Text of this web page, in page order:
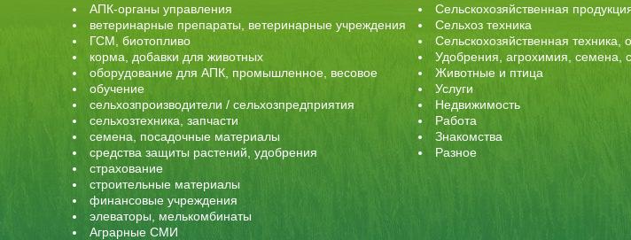
АПК-органы управления
ветеринарные препараты, ветеринарные учреждения
ГСМ, биотопливо
корма, добавки для животных
оборудование для АПК, промышленное, весовое
обучение
сельхозпроизводители / сельхозпредприятия
сельхозтехника, запчасти
семена, посадочные материалы
средства защиты растений, удобрения
страхование
строительные материалы
финансовые учреждения
элеваторы, мелькомбинаты
Аграрные СМИ
Сельскохозяйственная
Сельхоз техника
Сельскохозяйственная техника,
Удобрения, агрохимия, семена,
Животные и птица
Услуги
Недвижимость
Работа
Знакомства
Разное